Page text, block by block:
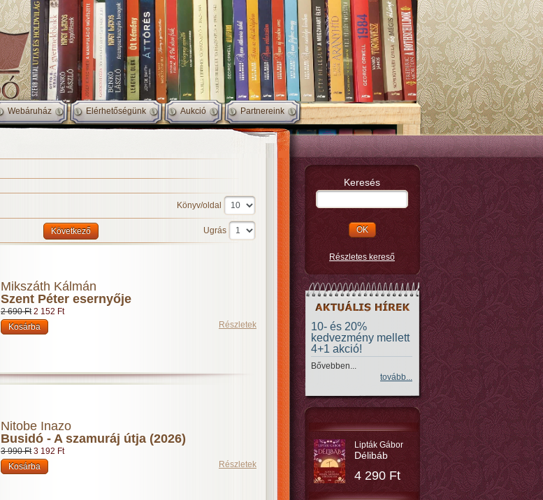
Webáruház Elérhetőségünk Aukció Partnereink
Keresés
Részletes kereső
10- és 20%
kedvezmény mellett
4+1 akció!
Bővebben...
tovább...
Lipták Gábor
Délibáb
4 290 Ft
Könyv/oldal
Következő Ugrás
Mikszáth Kálmán
Szent Péter esernyője
2 690 Ft 2 152 Ft
Részletek
Nitobe Inazo
Busidó - A szamuráj útja (2026)
3 990 Ft 3 192 Ft
Részletek